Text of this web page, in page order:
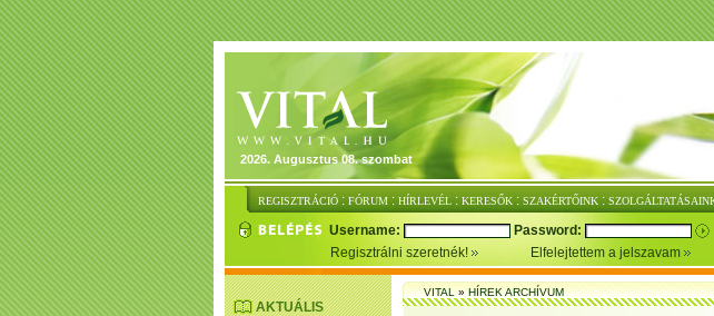
2026. Augusztus 08. szombat
REGISZTRÁCIÓ : FÓRUM : HÍRLEVÉL : KERESŐK : SZAKÉRTŐINK :
Username: Password:
Regisztrálni szeretnék!
Elfelejtettem a jelszavam
AKTUÁLIS
VITAL»HÍREK ARCHÍVUM